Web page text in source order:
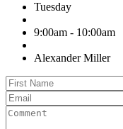
Tuesday
9:00am - 10:00am
Alexander Miller